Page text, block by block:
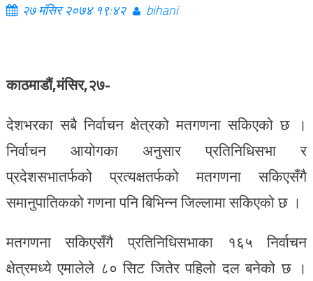
२७ मंसिर २०७४ १९:४२ bihani
काठमाडौं,मंसिर,२७-
देशभरका सबै निर्वाचन क्षेत्रको मतगणना सकिएको छ ।
निर्वाचन आयोगका अनुसार प्रतिनिधिसभा र
प्रदेशसभातर्फको प्रत्यक्षतर्फको मतगणना सकिएसँगै
समानुपातिकको गणना पनि बिभिन्न जिल्लामा सकिएको छ ।
मतगणना सकिएसँगै प्रतिनिधिसभाका १६५ निर्वाचन
क्षेत्रमध्ये एमालेले ८० सिट जितेर पहिलो दल बनेको छ ।